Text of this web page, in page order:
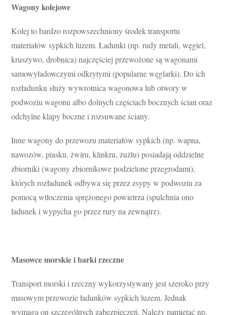
Wagony kolejowe
Kolej to bardzo rozpowszechniony środek transportu
materiałów sypkich luzem. Ładunki (np. rudy metali, węgiel,
kruszywo, drobnica) najczęściej przewożone są wagonami
samowyładowczymi odkrytymi (popularne węglarki). Do ich
rozładunku służy wywrotnica wagonowa lub otwory w
podwoziu wagonu albo dolnych częściach bocznych ścian oraz
odchylne klapy boczne i rozsuwane ściany.
Inne wagony do przewozu materiałów sypkich (np. wapna,
nawozów, piasku, żwiru, klinkru, żużlu) posiadają oddzielne
zbiorniki (wagony zbiornikowe podzielone przegrodami),
których rozładunek odbywa się przez zsypy w podwoziu za
pomocą wtłoczenia sprężonego powietrza (spulchnia ono
ładunek i wypycha go przez rury na zewnątrz).
Masowce morskie i barki rzeczne
Transport morski i rzeczny wykorzystywany jest szeroko przy
masowym przewozie ładunków sypkich luzem. Jednak
wymaga on szczególnych zabezpieczeń. Należy pamiętać np.